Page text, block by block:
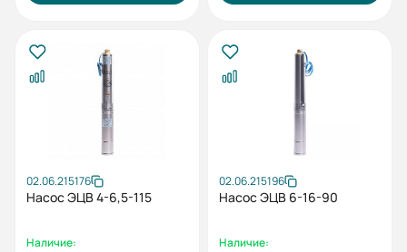
02.06.215176
Насос ЭЦВ 4-6,5-115
Наличие:
02.06.215196
Насос ЭЦВ 6-16-90
Наличие: